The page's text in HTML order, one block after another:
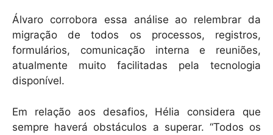
Álvaro corrobora essa análise ao relembrar da
migração de todos os processos, registros,
formulários, comunicação interna e reuniões,
atualmente muito facilitadas pela tecnologia
disponível.
Em relação aos desafios, Hélia considera que
sempre haverá obstáculos a superar. “Todos os